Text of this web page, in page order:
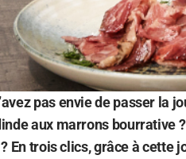
pas envie de passer la
aux marrons bourrative
En trois clics, grâce à cette